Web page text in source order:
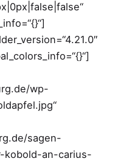
wp-
sagen-
kobold-an-carius-